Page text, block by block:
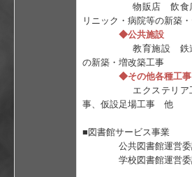
物販店 飲食店
リニック・病院等の新築
◆公共施設
教育施設 鉄道関
の新築・増改築工事
◆その他各種工事
エクステリア工事
事、仮設足場工事 他
■図書館サービス事業
公共図書館運営委
学校図書館運営委